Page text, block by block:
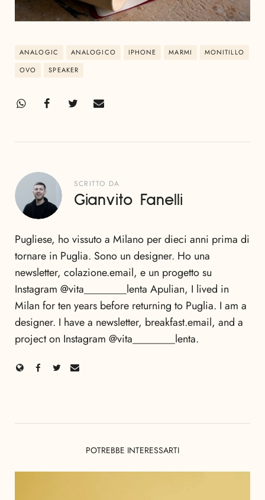
ANALOGIC ANALOGICO IPHONE MARMI
MONITILLO
OVO
SPEAKER
SCRITTO DA
Gianvito Fanelli
Pugliese, ho vissuto a Milano per dieci anni prima di
tornare in Puglia. Sono un designer. Ho una
newsletter, colazione.email, e un progetto su
Instagram @vita________lenta Apulian, I lived in
Milan for ten years before returning to Puglia. I am a
designer. I have a newsletter, breakfast.email, and a
project on Instagram @vita________lenta.
POTREBBE INTERESSARTI